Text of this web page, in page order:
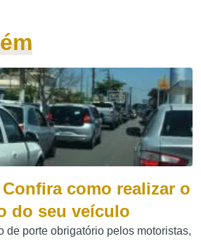
Confira como realizar o
do seu veículo
de porte obrigatório pelos motoristas,